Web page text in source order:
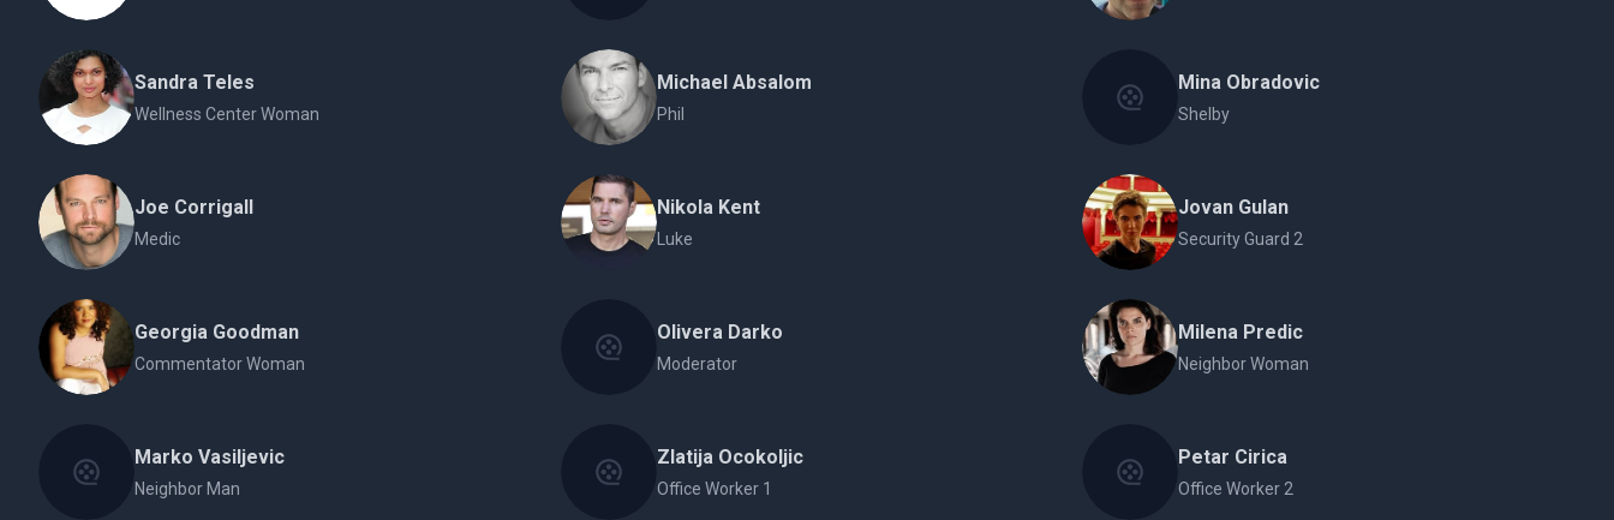
Sandra Teles
Wellness Center Woman
Michael Absalom
Phil
Mina Obradovic
Shelby
Joe Corrigall
Medic
Nikola Kent
Luke
Jovan Gulan
Security Guard 2
Georgia Goodman
Commentator Woman
Olivera Darko
Moderator
Milena Predic
Neighbor Woman
Marko Vasiljevic
Neighbor Man
Zlatija Ocokoljic
Office Worker 1
Petar Cirica
Office Worker 2